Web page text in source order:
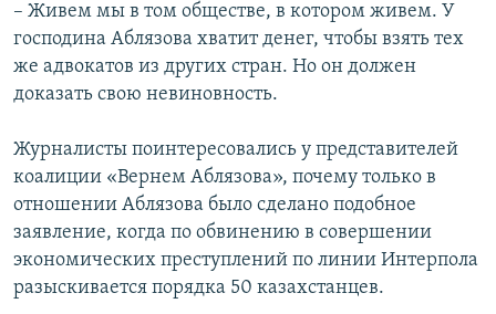
– Живем мы в том обществе, в котором живем. У
господина Аблязова хватит денег, чтобы взять тех
же адвокатов из других стран. Но он должен
доказать свою невиновность.
Журналисты поинтересовались у представителей
коалиции «Вернем Аблязова», почему только в
отношении Аблязова было сделано подобное
заявление, когда по обвинению в совершении
экономических преступлений по линии Интерпола
разыскивается порядка 50 казахстанцев.